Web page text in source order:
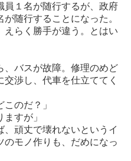
員１名が随行するが、政府
随行することになった。
えらく勝手が違う。とはい
、バスが故障。修理のめど
渉し、代車を仕立ててく
のだ？」
すが」
頑丈で壊れないというイ
のモノ作りも、だめになっ